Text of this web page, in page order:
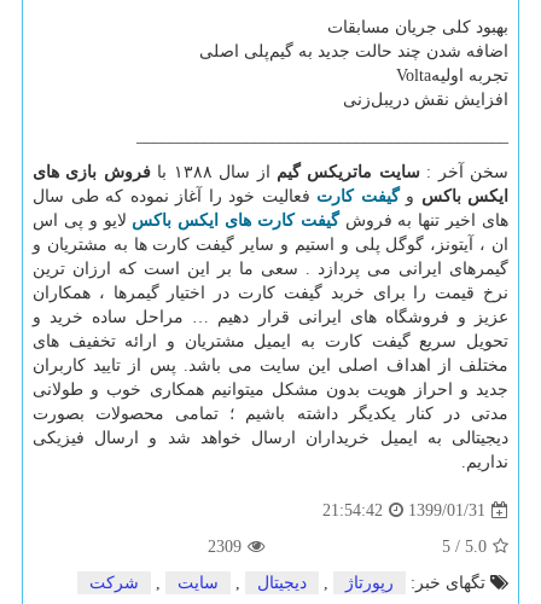
بهبود کلی جریان مسابقات
اضافه شدن چند حالت جدید به گیم‌پلی اصلی
تجربه اولیهVolta
افزایش نقش دریبل‌زنی
سخن آخر
:سایت ماتریکس گیم از سال ۱۳۸۸ بافروش بازی های
ایکس باکس وگیفت کارت فعالیت خود را آغاز نموده که طی سال
های اخیر تنها به فروشگیفت کارت های ایکس باکس لایو و پی اس
ان ، آیتونز، گوگل پلی و استیم و سایر گیفت کارت ها به مشتریان و
گیمرهای ایرانی می پردازد . سعی ما بر این است که ارزان ترین
نرخ قیمت را برای خربد گیفت کارت در اختیار گیمرها ، همکاران
عزیز و فروشگاه های ایرانی قرار دهیم
مراحل ساده خرید و
تحویل سریع گیفت کارت به ایمیل مشتریان و ارائه تخفیف های
مختلف از اهداف اصلی این سایت می باشد. پس از تایید کاربران
جدید و احراز هویت بدون مشکل میتوانیم همکاری خوب و طولانی
مدتی در کنار یکدیگر داشته باشیم ؛ تمامی محصولات بصورت
دیجیتالی به ایمیل خریداران ارسال خواهد شد و ارسال فیزیکی
نداریم
1399/01/31
21:54:42
5.0
/
5
2309
تگهای خبر:
رپورتاژ , دیجیتال , سایت , شركت